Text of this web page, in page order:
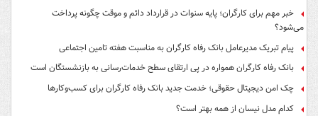
خبر مهم برای کارگران؛ پایه سنوات در قرارداد دائم و موقت چگونه پرداخت
می‌شود؟
پیام تبریک مدیرعامل بانک رفاه کارگران به مناسبت هفته تامین اجتماعی
بانک رفاه کارگران همواره در پی ارتقای سطح خدمات‌رسانی به بازنشستگان است
چک امن دیجیتال حقوقی؛ خدمت جدید بانک رفاه کارگران برای کسب‌وکارها
کدام مدل نیسان از همه بهتر است؟